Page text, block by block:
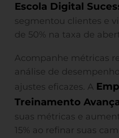
Escola Digital
segmentou clientes e
de 50% na taxa de
Acompanhe métricas
análise de
ajustes eficazes. A
Treinamento
suas métricas e
15% ao refinar suas